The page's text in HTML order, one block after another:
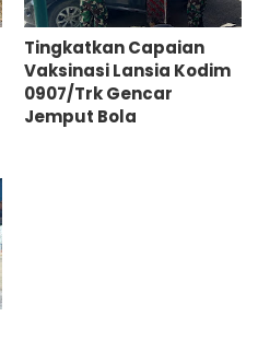
Tingkatkan Capaian
Vaksinasi Lansia Kodim
0907/Trk Gencar
Jemput Bola